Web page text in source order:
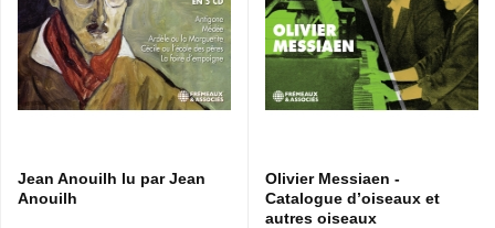
Jean Anouilh lu par Jean
Anouilh
Olivier Messiaen -
Catalogue d’oiseaux et
autres oiseaux